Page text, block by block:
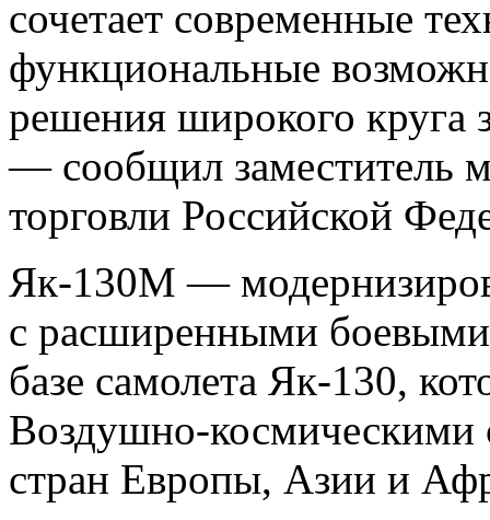
сочетает современные
функциональные
решения широкого круга
— сообщил заместитель
торговли Российской
Як-130М —
с расширенными
базе самолета Як-130,
Воздушно-
стран Европы, Азии и